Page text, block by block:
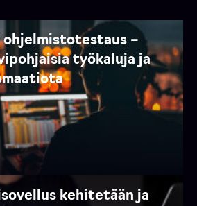
ohjelmistotestaus –
työkaluja ja
kehitetään ja